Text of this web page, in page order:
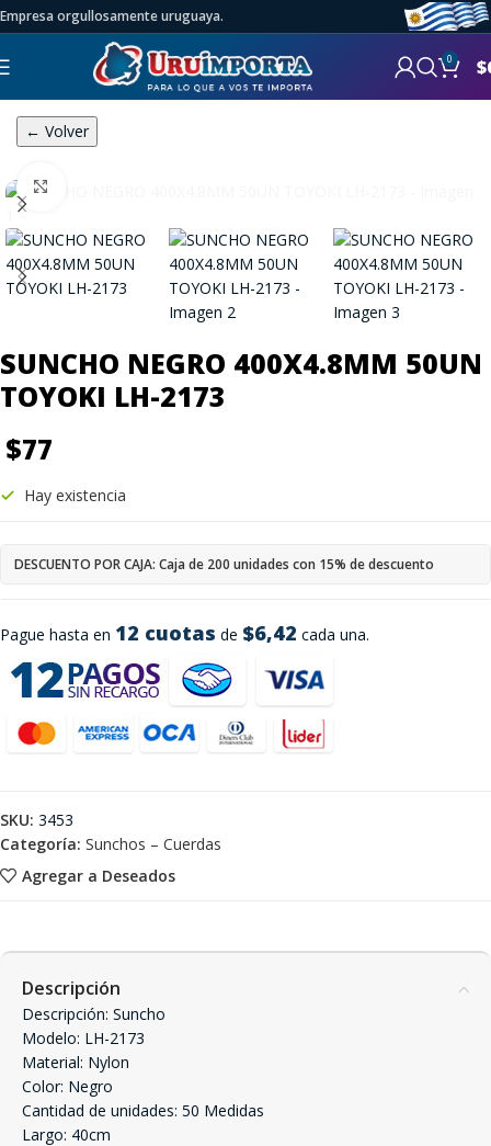
Empresa orgullosamente uruguaya.
0 $
← Volver
SUNCHO NEGRO 400X4.8MM 50UN
TOYOKI LH-2173
$77
Pague hasta en 12 cuotas de $6,42 cada una.
Hay existencia
DESCUENTO POR CAJA: Caja de 200 unidades con 15% de descuento
Agregar a Deseados
SKU: 3453
Categoría: Sunchos – Cuerdas
Descripción
Descripción: Suncho
Modelo: LH-2173
Material: Nylon
Color: Negro
Cantidad de unidades: 50 Medidas
Largo: 40cm